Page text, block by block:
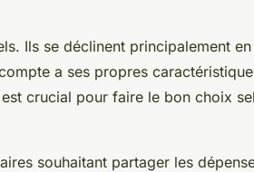
Ils se déclinent principalement en
a ses propres
crucial pour faire le bon choix
souhaitant partager les